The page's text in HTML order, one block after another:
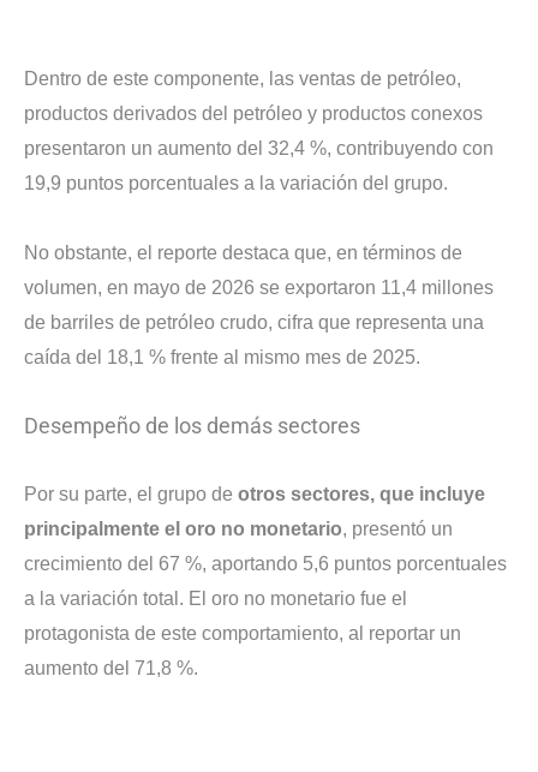
Dentro de este componente, las ventas de petróleo,
productos derivados del petróleo y productos conexos
presentaron un aumento del 32,4 %, contribuyendo con
19,9 puntos porcentuales a la variación del grupo.
No obstante, el reporte destaca que, en términos de
volumen, en mayo de 2026 se exportaron 11,4 millones
de barriles de petróleo crudo, cifra que representa una
caída del 18,1 % frente al mismo mes de 2025.
Desempeño de los demás sectores
Por su parte, el grupo de otros sectores, que incluye
principalmente el oro no monetario, presentó un
crecimiento del 67 %, aportando 5,6 puntos porcentuales
a la variación total. El oro no monetario fue el
protagonista de este comportamiento, al reportar un
aumento del 71,8 %.